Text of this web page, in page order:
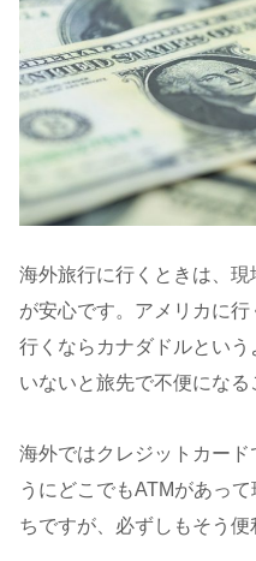
海外旅行に行くときは、
が安心です。アメリカに
行くならカナダドルとい
いないと旅先で不便になる
海外ではクレジットカー
うにどこでもATMがあっ
ちですが、必ずしもそう便